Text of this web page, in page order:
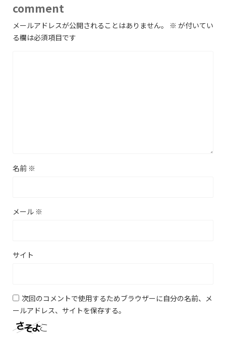
comment
メールアドレスが公開されることはありません。 ※ が付いてい
る欄は必須項目です
名前 ※
メール ※
サイト
次回のコメントで使用するためブラウザーに自分の名前、メ
ールアドレス、サイトを保存する。